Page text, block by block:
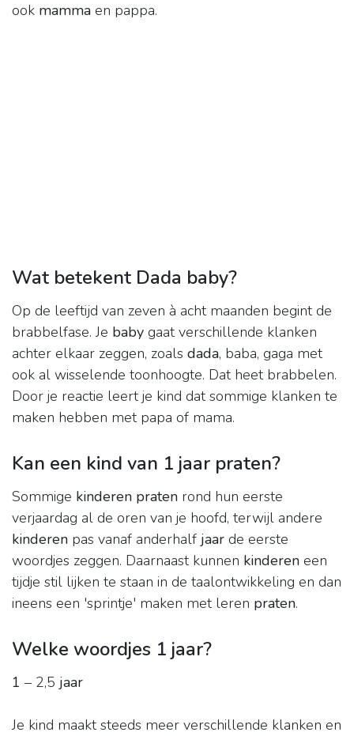
ook mamma en pappa.
Wat betekent Dada baby?
Op de leeftijd van zeven à acht maanden begint de
brabbelfase. Je baby gaat verschillende klanken
achter elkaar zeggen, zoals dada, baba, gaga met
ook al wisselende toonhoogte. Dat heet brabbelen.
Door je reactie leert je kind dat sommige klanken te
maken hebben met papa of mama.
Kan een kind van 1 jaar praten?
Sommige kinderen praten rond hun eerste
verjaardag al de oren van je hoofd, terwijl andere
kinderen pas vanaf anderhalf jaar de eerste
woordjes zeggen. Daarnaast kunnen kinderen een
tijdje stil lijken te staan in de taalontwikkeling en dan
ineens een 'sprintje' maken met leren praten.
Welke woordjes 1 jaar?
1 – 2,5 jaar
Je kind maakt steeds meer verschillende klanken en